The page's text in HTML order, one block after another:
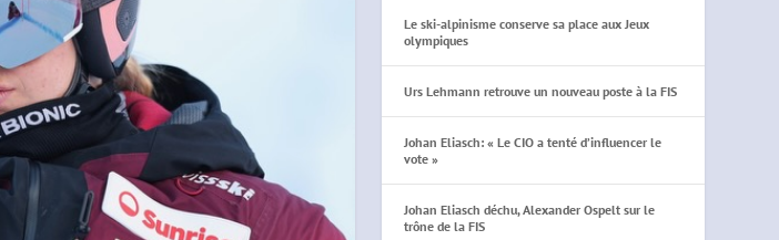
Le ski-alpinisme conserve sa place aux Jeux
olympiques
Urs Lehmann retrouve un nouveau poste à la FIS
Johan Eliasch: « Le CIO a tenté d’influencer le
vote »
Johan Eliasch déchu, Alexander Ospelt sur le
trône de la FIS